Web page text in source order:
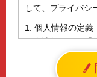
して、プライバシ
1. 個人情報の定義
個人情報とは、「
れる生存する個人
その他の記述等に